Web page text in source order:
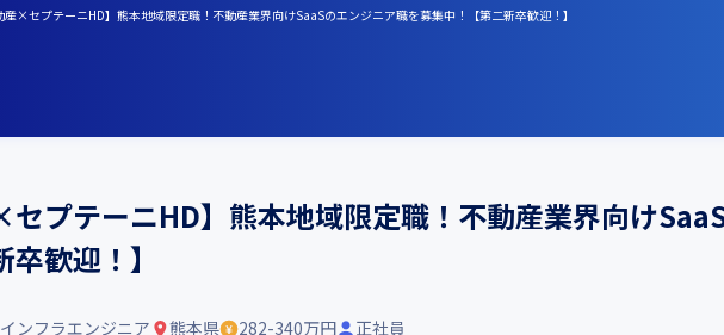
×セプテーニHD】熊本地域限定職！不動産業界向けSaaSのエンジニア職を募集中！【第二新卒歓迎！】
セプテーニHD】熊本地域限定職！不動産業界向け
歓迎！】
ンフラエンジニア 熊本県 282-340万円 正社員